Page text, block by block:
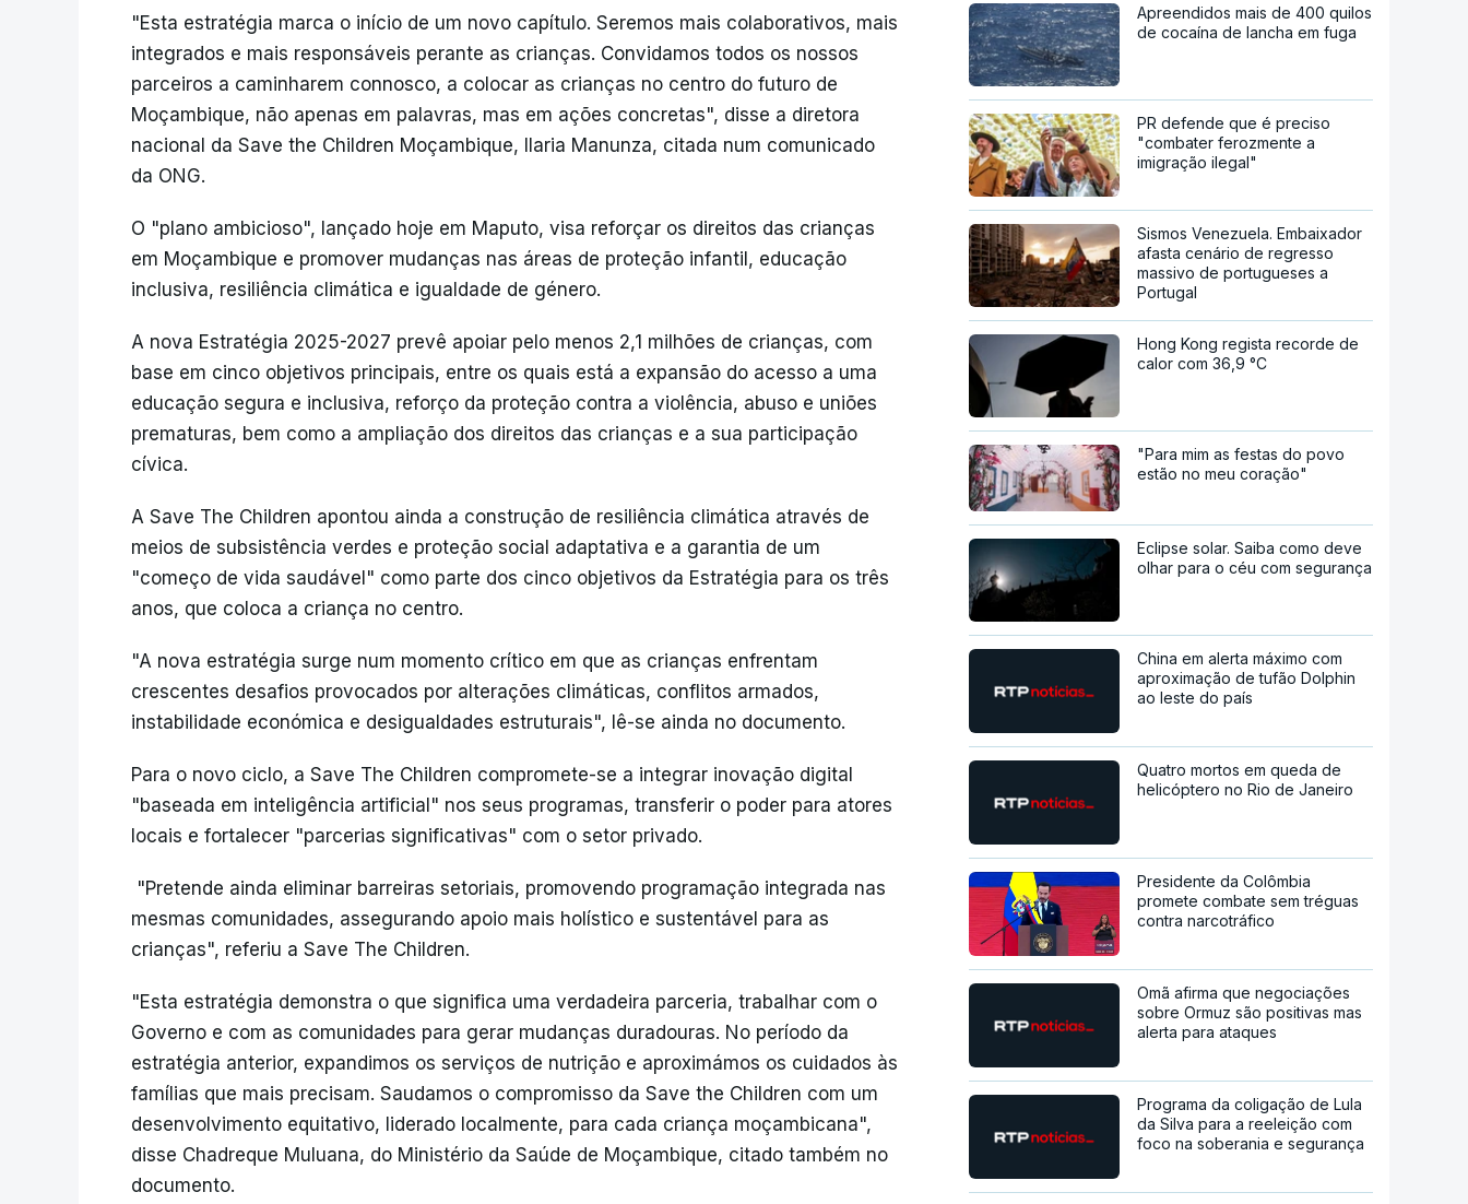
"Esta estratégia marca o início de um novo capítulo. Seremos mais colaborativos, mais
integrados e mais responsáveis perante as crianças. Convidamos todos os nossos
parceiros a caminharem connosco, a colocar as crianças no centro do futuro de
Moçambique, não apenas em palavras, mas em ações concretas", disse a diretora
nacional da Save the Children Moçambique, Ilaria Manunza, citada num comunicado
da ONG.
O "plano ambicioso", lançado hoje em Maputo, visa reforçar os direitos das crianças
em Moçambique e promover mudanças nas áreas de proteção infantil, educação
inclusiva, resiliência climática e igualdade de género.
A nova Estratégia 2025-2027 prevê apoiar pelo menos 2,1 milhões de crianças, com
base em cinco objetivos principais, entre os quais está a expansão do acesso a uma
educação segura e inclusiva, reforço da proteção contra a violência, abuso e uniões
prematuras, bem como a ampliação dos direitos das crianças e a sua participação
cívica.
A Save The Children apontou ainda a construção de resiliência climática através de
meios de subsistência verdes e proteção social adaptativa e a garantia de um
"começo de vida saudável" como parte dos cinco objetivos da Estratégia para os três
anos, que coloca a criança no centro.
"A nova estratégia surge num momento crítico em que as crianças enfrentam
crescentes desafios provocados por alterações climáticas, conflitos armados,
instabilidade económica e desigualdades estruturais", lê-se ainda no documento.
Para o novo ciclo, a Save The Children compromete-se a integrar inovação digital
"baseada em inteligência artificial" nos seus programas, transferir o poder para atores
locais e fortalecer "parcerias significativas" com o setor privado.
"Pretende ainda eliminar barreiras setoriais, promovendo programação integrada nas
mesmas comunidades, assegurando apoio mais holístico e sustentável para as
crianças", referiu a Save The Children.
"Esta estratégia demonstra o que significa uma verdadeira parceria, trabalhar com o
Governo e com as comunidades para gerar mudanças duradouras. No período da
estratégia anterior, expandimos os serviços de nutrição e aproximámos os cuidados às
famílias que mais precisam. Saudamos o compromisso da Save the Children com um
desenvolvimento equitativo, liderado localmente, para cada criança moçambicana",
disse Chadreque Muluana, do Ministério da Saúde de Moçambique, citado também no
documento.
Apreendidos mais de 400 quilos
de cocaína de lancha em fuga
PR defende que é preciso
"combater ferozmente a
imigração ilegal"
Sismos Venezuela. Embaixador
afasta cenário de regresso
massivo de portugueses a
Portugal
Hong Kong regista recorde de
calor com 36,9 °C
"Para mim as festas do povo
estão no meu coração"
Eclipse solar. Saiba como deve
olhar para o céu com segurança
China em alerta máximo com
aproximação de tufão Dolphin
ao leste do país
Quatro mortos em queda de
helicóptero no Rio de Janeiro
Presidente da Colômbia
promete combate sem tréguas
contra narcotráfico
Omã afirma que negociações
sobre Ormuz são positivas mas
alerta para ataques
Programa da coligação de Lula
da Silva para a reeleição com
foco na soberania e segurança